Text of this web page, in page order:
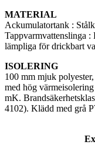
MATERIAL
Ackumulatortank :
Tappvarmvattenslinga
lämpliga för drickbart
ISOLERING
100 mm mjuk
med hög
mK.
4102). Klädd med grå